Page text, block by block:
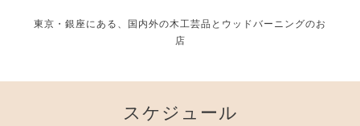
東京・銀座にある、国内外の木工芸品とウッドバーニングのお
店
スケジュール